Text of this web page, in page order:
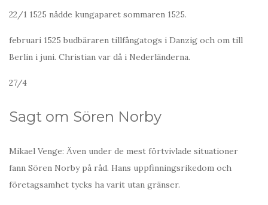
22/1 1525 nådde kungaparet sommaren 1525.
februari 1525 budbäraren tillfångatogs i Danzig och om till
Berlin i juni. Christian var då i Nederländerna.
27/4
Sagt om Sören Norby
Mikael Venge: Även under de mest förtvivlade situationer
fann Sören Norby på råd. Hans uppfinningsrikedom och
företagsamhet tycks ha varit utan gränser.